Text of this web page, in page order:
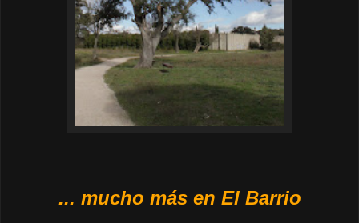
... mucho más en El Barrio